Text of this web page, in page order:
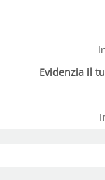
Evidenzia il